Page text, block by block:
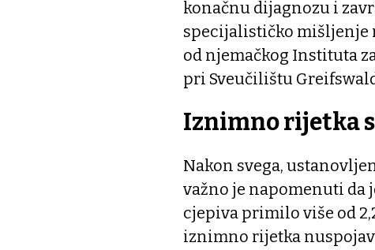
konačnu dijagnozu i
specijalističko mišljenje
od njemačkog Instituta
pri Sveučilištu
Iznimno rijetka
Nakon svega,
važno je napomenuti da
cjepiva primilo više od
iznimno rijetka